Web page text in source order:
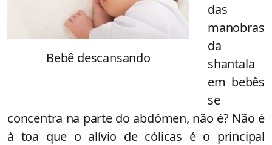
Bebê descansando
das
manobras
da
shantala
em bebês
se
concentra na parte do abdômen, não é? Não é
à toa que o alívio de cólicas é o principal